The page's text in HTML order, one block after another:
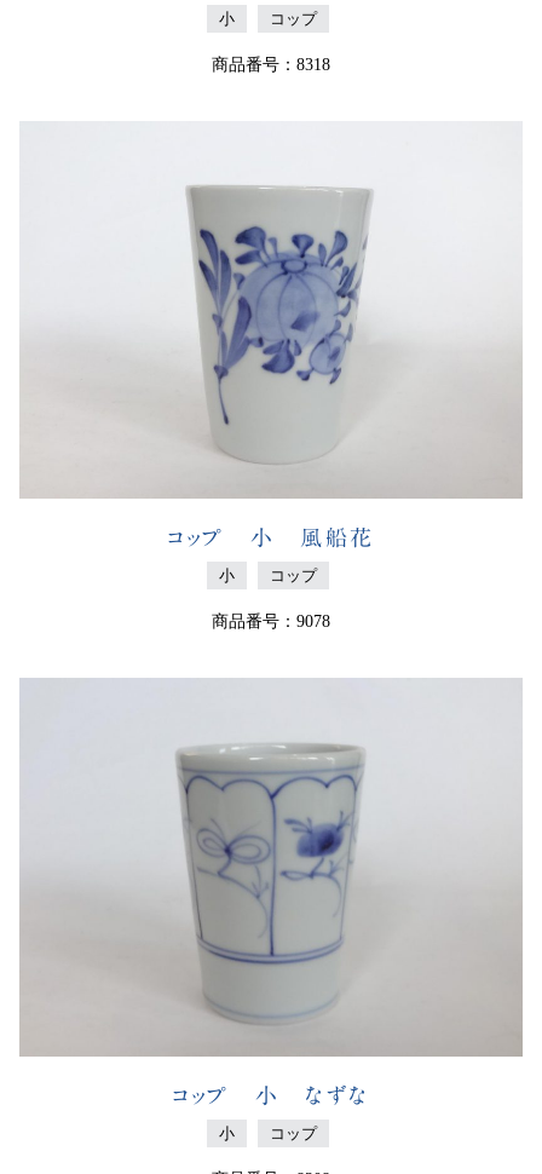
小 コップ
商品番号：8318
コップ 小 風船花
小 コップ
商品番号：9078
コップ 小 なずな
小 コップ